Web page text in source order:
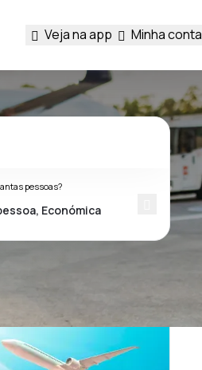
Veja na app Minha conta
pessoas?